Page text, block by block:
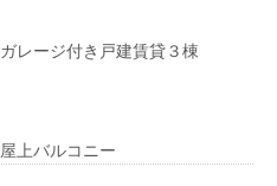
ガレージ付き戸建賃貸３棟
屋上バルコニー